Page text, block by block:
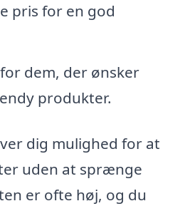
pris for en god
dem, der ønsker
produkter.
dig mulighed for at
uden at sprænge
er ofte høj, og du